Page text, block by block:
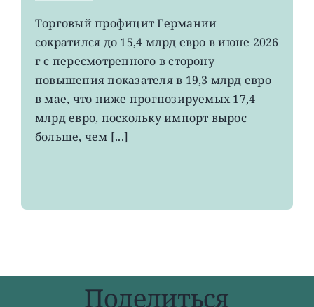
EWG:
немецкий
экспорт
вырос
4-
летнего
Торговый профицит Германии
сократился до 15,4 млрд евро в июне 2026
г с пересмотренного в сторону
повышения показателя в 19,3 млрд евро
в мае, что ниже прогнозируемых 17,4
млрд евро, поскольку импорт вырос
больше, чем [...]
Поделиться